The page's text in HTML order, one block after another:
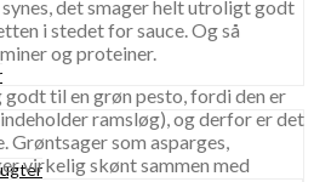
det smager helt utroligt godt
i stedet for sauce. Og så
og proteiner.
godt til en grøn pesto, fordi den er
ramsløg), og derfor er det
som asparges,
virkelig skønt sammen med